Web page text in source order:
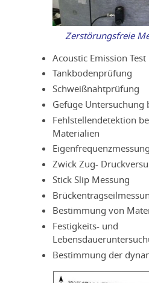
Zerstörungsfreie
Acoustic Emission Test
Tankbodenprüfung
Schweißnahtprüfung
Gefüge
Fehlstellendetektion
Materialien
Eigenfrequenzmessung
Zwick Zug-
Stick Slip Messung
Bestimmung von
Festigkeits- und
Bestimmung der